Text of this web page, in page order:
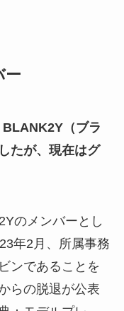
ー
（ブラ
たが、現在はグ
のメンバーとし
年2月、所属事務
ンであることを
らの脱退が公表